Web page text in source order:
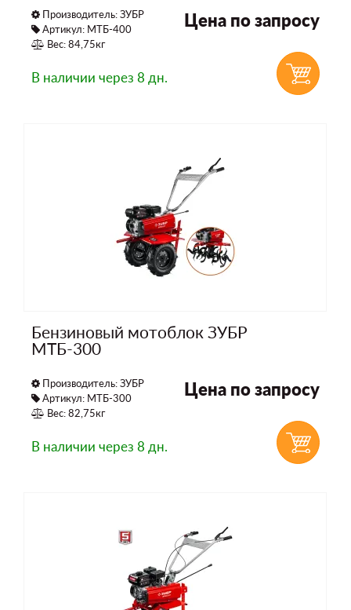
Производитель:ЗУБР
Артикул: МТБ-400
Вес: 84,75кг
Цена по запросу
В наличии через 8 дн.
Бензиновый мотоблок ЗУБР
МТБ-300
Производитель:ЗУБР
Артикул: МТБ-300
Вес: 82,75кг
Цена по запросу
В наличии через 8 дн.